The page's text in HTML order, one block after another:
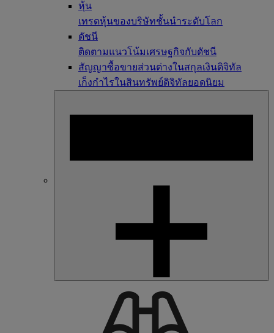
หุ้น
เทรดหุ้นของบริษัทชั้นนำระดับโลก
ดัชนี
ติดตามแนวโน้มเศรษฐกิจกับดัชนี
สัญญาซื้อขายส่วนต่างในสกุลเงินดิจิทัล
เก็งกำไรในสินทรัพย์ดิจิทัลยอดนิยม